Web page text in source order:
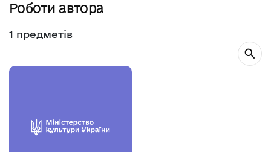
Роботи автора
1 предметів